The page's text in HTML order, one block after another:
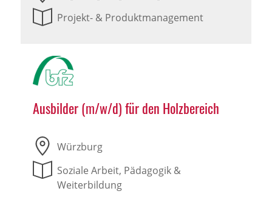
Projekt- & Produktmanagement
Ausbilder (m/w/d) für den Holzbereich
Würzburg
Soziale Arbeit, Pädagogik &
Weiterbildung